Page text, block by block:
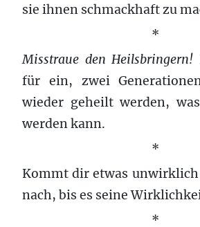
sie ihnen schmackhaft zu
*
Misstraue den Heilsbringern!
für ein, zwei
wieder geheilt werden,
werden kann.
*
Kommt dir etwas
nach, bis es seine
*